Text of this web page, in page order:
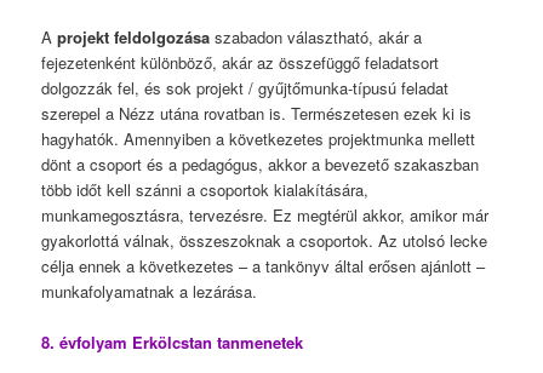
Aprojekt feldolgozása szabadon választható, akár a
fejezetenként különböző, akár az összefüggő feladatsort
dolgozzák fel, és sok projekt / gyűjtőmunka-típusú feladat
szerepel a Nézz utána rovatban is. Természetesen ezek ki is
hagyhatók. Amennyiben a következetes projektmunka mellett
dönt a csoport és a pedagógus, akkor a bevezető szakaszban
több időt kell szánni a csoportok kialakítására,
munkamegosztásra, tervezésre. Ez megtérül akkor, amikor már
gyakorlottá válnak, összeszoknak a csoportok. Az utolsó lecke
célja ennek a következetes – a tankönyv által erősen ajánlott –
munkafolyamatnak a lezárása.
8. évfolyam Erkölcstan tanmenetek